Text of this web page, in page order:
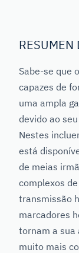
RESUMEN
Sabe-se que
capazes de
uma ampla
devido ao
Nestes
está
de meias
complexos
transmissão
marcadores
tornam a sua
muito mais